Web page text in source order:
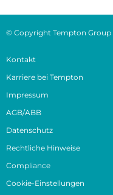
© Copyright Tempton Group
Kontakt
Karriere bei Tempton
Impressum
AGB/ABB
Datenschutz
Rechtliche Hinweise
Compliance
Cookie-Einstellungen